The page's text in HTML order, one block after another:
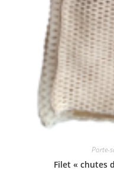
Porte-
Filet « chutes